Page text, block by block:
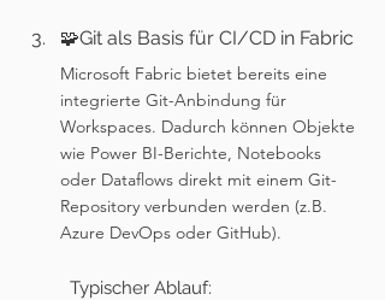
🧩Git als Basis für CI/CD in Fabric
Microsoft Fabric bietet bereits eine
integrierte Git-Anbindung für
Workspaces. Dadurch können Objekte
wie Power BI-Berichte, Notebooks
oder Dataflows direkt mit einem Git-
Repository verbunden werden (z.B.
Azure DevOps oder GitHub).
	Typischer Ablauf: